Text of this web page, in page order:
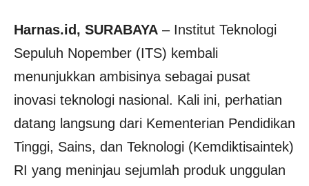
Harnas.id, SURABAYA – Institut Teknologi
Sepuluh Nopember (ITS) kembali
menunjukkan ambisinya sebagai pusat
inovasi teknologi nasional. Kali ini, perhatian
datang langsung dari Kementerian Pendidikan
Tinggi, Sains, dan Teknologi (Kemdiktisaintek)
RI yang meninjau sejumlah produk unggulan